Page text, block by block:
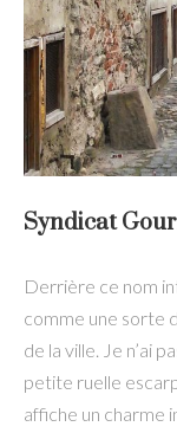
Syndicat
Derrière ce nom
comme une sorte
de la ville. Je n’ai
petite ruelle
affiche un charme